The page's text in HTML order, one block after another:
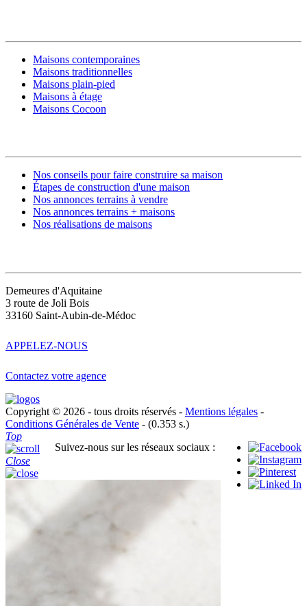
Maisons contemporaines
Maisons traditionnelles
Maisons plain-pied
Maisons à étage
Maisons Cocoon
Nos conseils pour faire construire sa maison
Étapes de construction d'une maison
Nos annonces terrains à vendre
Nos annonces terrains + maisons
Nos réalisations de maisons
Demeures d'Aquitaine
3 route de Joli Bois
33160 Saint-Aubin-de-Médoc
APPELEZ-NOUS
Contactez votre agence
Copyright © 2026 - tous droits réservés - Mentions légales -
Conditions Générales de Vente - (0.353 s.)
Suivez-nous sur les réseaux sociaux :
Top
Close